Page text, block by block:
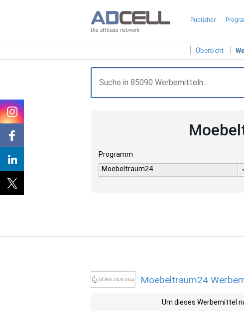
the affiliate network
Publisher
Übersicht
Programm
Moebeltraum24
Moebeltraum24
Um dieses Werbemittel